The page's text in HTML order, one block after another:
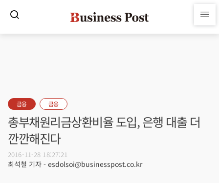
금융 금융
총부채원리금상환비율 도입, 은행 대출 더
깐깐해진다
2016-11-28 18:27:21
최석철 기자 - esdolsoi@businesspost.co.kr